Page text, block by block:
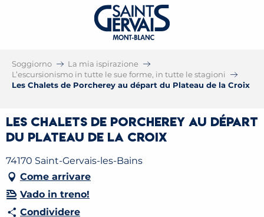
Soggiorno
La mia ispirazione
L’escursionismo in tutte le sue forme, in tutte le stagioni
Les Chalets de Porcherey au départ du Plateau de la Croix
Les Chalets de Porcherey au départ
du Plateau de la Croix
74170 Saint-Gervais-les-Bains
Come arrivare
Vado in treno!
Condividere